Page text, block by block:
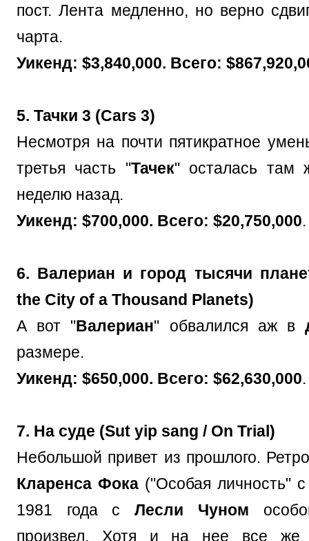
пост. Лента медленно, но верно
чарта.
Уикенд: $3,840,000. Всего:
5. Тачки 3 (Cars 3)
Несмотря на почти пятикратное
третья часть "Тачек" осталась там
неделю назад.
Уикенд: $700,000. Всего: $20,750,000.
6. Валериан и город тысячи
the City of a Thousand Planets)
А вот "Валериан" обвалился аж в
размере.
Уикенд: $650,000. Всего: $62,630,000.
7. На суде (Sut yip sang / On Trial)
Небольшой привет из прошлого.
Кларенса Фока ("Особая личность"
1981 года сЛесли Чуном
произвел. Хотя и на нее все же